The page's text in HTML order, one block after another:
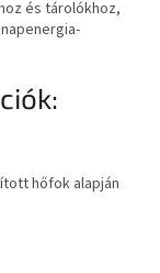
és tárolókhoz,
hőfok alapján